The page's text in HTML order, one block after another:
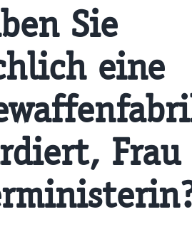
Sie
eine
Frau